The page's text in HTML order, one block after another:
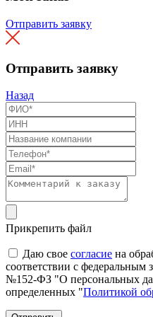
Отправить заявку
Отправить заявку
Назад
Прикрепить файл
Даю свое согласие на
соответствии с федеральным
№152-ФЗ "О персональных
определенных "Политикой